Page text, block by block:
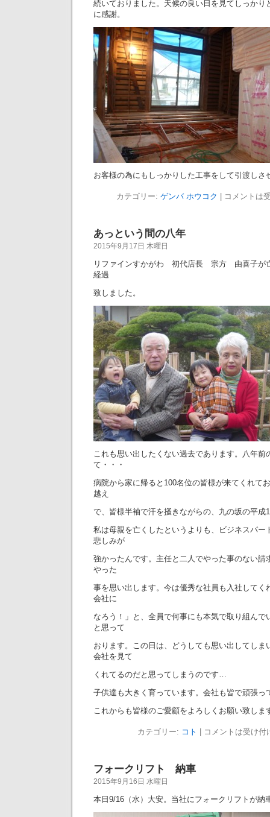
続いておりました。天候の良い日を見てしっかり
に感謝。
お客様の為にもしっかりした工事をして引渡しさ
カテゴリー: ゲンバ ホウコク コメントは
あっという間の八年
2015年9月17日 木曜日
リファインすかがわ 初代店長 宗方 由喜子が
経過
致しました。
これも思い出したくない過去であります。八年前
て・・・
病院から家に帰ると100名位の皆様が来てくれて
越え
で、皆様半袖で汗を掻きながらの、九の坂の平成
私は母親を亡くしたというよりも、ビジネスパー
悲しみが
強かったんです。主任と二人でやった事のない請
やった
事を思い出します。今は優秀な社員も入社してく
会社に
なろう！」と、全員で何事にも本気で取り組んで
と思って
おります。この日は、どうしても思い出してしま
会社を見て
くれてるのだと思ってしまうのです…
子供達も大きく育っています。会社も皆で頑張っ
これからも皆様のご愛顧をよろしくお願い致しま
カテゴリー: コト コメントは受け付
フォークリフト 納車
2015年9月16日 水曜日
本日9/16（水）大安。当社にフォークリフトが納